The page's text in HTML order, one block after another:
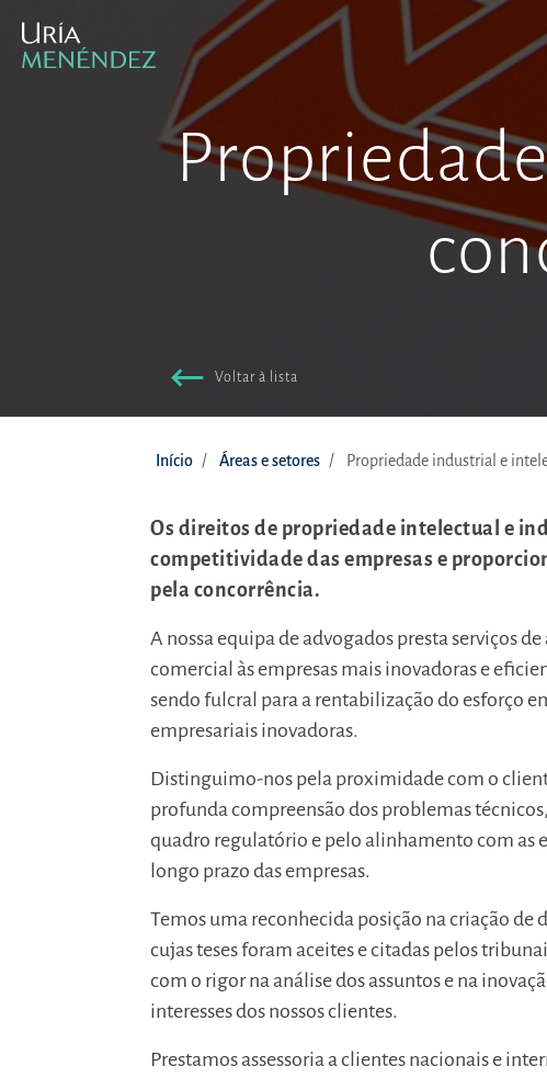
Voltar à lista
Início Áreas e setores Propriedade industrial e
Os direitos de propriedade intelectual e
competitividade das empresas e
pela concorrência.
A nossa equipa de advogados presta serviços
comercial às empresas mais inovadoras e
sendo fulcral para a rentabilização do esforço
empresariais inovadoras.
Distinguimo-nos pela proximidade com o
profunda compreensão dos problemas
quadro regulatório e pelo alinhamento com as
longo prazo das empresas.
Temos uma reconhecida posição na criação
cujas teses foram aceites e citadas pelos
com o rigor na análise dos assuntos e na
interesses dos nossos clientes.
Prestamos assessoria a clientes nacionais e